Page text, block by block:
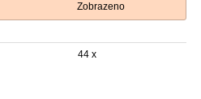
Zobrazeno
44 x